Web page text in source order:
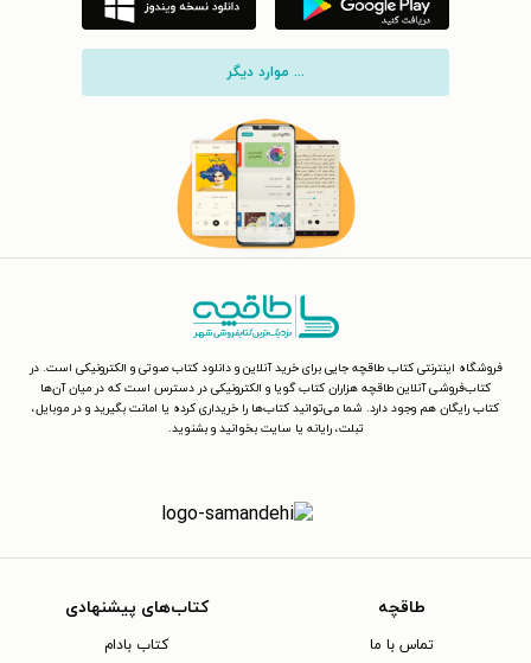
... موارد دیگر
فروشگاه اینترنتی کتاب طاقچه جایی برای خرید آنلاین و دانلود کتاب صوتی و الکترونیکی است. در
کتاب‌فروشی آنلاین طاقچه هزاران کتاب گویا و الکترونیکی در دسترس است که در میان آن‌ها
کتاب رایگان هم وجود دارد. شما می‌توانید کتاب‌ها را خریداری کرده یا امانت بگیرید و در موبایل،
تبلت، رایانه یا سایت بخوانید و بشنوید.
طاقچه
تماس با ما
کتاب‌های پیشنهادی
کتاب بادام